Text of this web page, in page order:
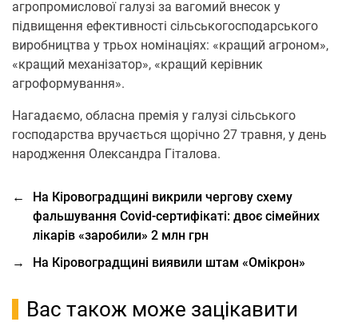
агропромислової галузі за вагомий внесок у
підвищення ефективності сільськогосподарського
виробництва у трьох номінаціях: «кращий агроном»,
«кращий механізатор», «кращий керівник
агроформування».
Нагадаємо, обласна премія у галузі сільського
господарства вручається щорічно 27 травня, у день
народження Олександра Гіталова.
←
На Кіровоградщині викрили чергову схему
фальшування Covid-сертифікаті: двоє сімейних
лікарів «заробили» 2 млн грн
→
На Кіровоградщині виявили штам «Омікрон»
Вас також може зацікавити